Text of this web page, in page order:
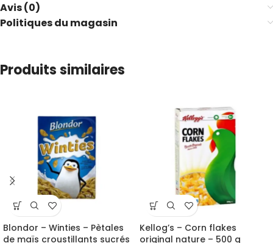
Avis (0)
Politiques du magasin
Produits similaires
Blondor – Winties – Pètales
de maïs croustillants sucrés
Kellog’s – Corn flakes
original nature – 500 g